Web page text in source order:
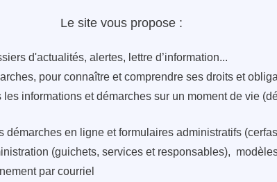
Le site vous propose :
d'actualités, alertes, lettre d’information...
pour connaître et comprendre ses droits et
les informations et démarches sur un moment de vie
démarches en ligne et formulaires administratifs
(guichets, services et responsables),
par courriel